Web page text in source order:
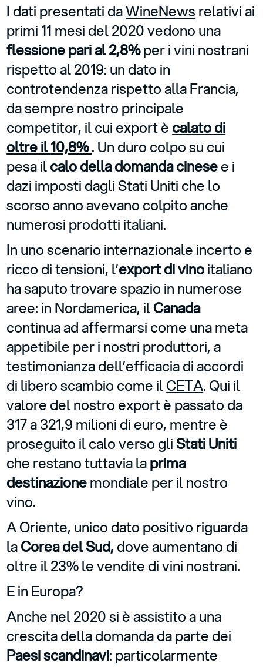
I dati presentati daWineNews relativi ai
primi 11 mesi del 2020 vedono una
flessione pari al 2,8%per i vini nostrani
rispetto al 2019: un dato in
controtendenza rispetto alla Francia,
da sempre nostro principale
competitor, il cui export è calato di
oltre il10,8%. Un duro colpo su cui
pesa ilcalo della domanda cinesee i
dazi imposti dagli Stati Uniti che lo
scorso anno avevano colpito anche
numerosi prodotti italiani.
In uno scenario internazionale incerto e
ricco di tensioni, l’export di vinoitaliano
ha saputo trovare spazio in numerose
aree: in Nordamerica, ilCanada
continua ad affermarsi come una meta
appetibile per i nostri produttori, a
testimonianza dell’efficacia di accordi
di libero scambio come ilCETA. Qui il
valore del nostro export è passato da
317 a 321,9 milioni di euro, mentre è
proseguito il calo verso gliStati Uniti
che restano tuttavia laprima
destinazionemondiale per il nostro
vino.
A Oriente, unico dato positivo riguarda
laCorea del Sud,dove aumentano di
oltre il 23% le vendite di vini nostrani.
E in Europa?
Anche nel 2020 si è assistito a una
crescita della domanda da parte dei
Paesi scandinavi: particolarmente